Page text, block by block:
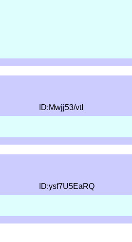
ID:Mwjj53/vtI
ID:ysf7U5EaRQ